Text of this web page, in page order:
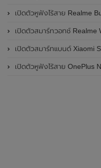
เปิดตัวหูฟังไร้สาย Realme Buds T310 อย่างเป็นทางการในประเทศอินเดีย มาพร้อมร
เปิดตัวสมาร์ทวอทช์ Realme Watch S2 อย่างเป็นทางการในประเทศอินเดีย มาพร้อมตัวเรือนสแตนเลสสตีล , ห
เปิดตัวสมาร์ทแบนด์ Xiaomi Smart Band 9 อย่างเป็นทางการแล้ว มาพร้อมหน้
เปิดตัวหูฟังไร้สาย OnePlus Nord Buds 3 Pro อย่างเป็นทางการแล้ว มาพร้อมระ